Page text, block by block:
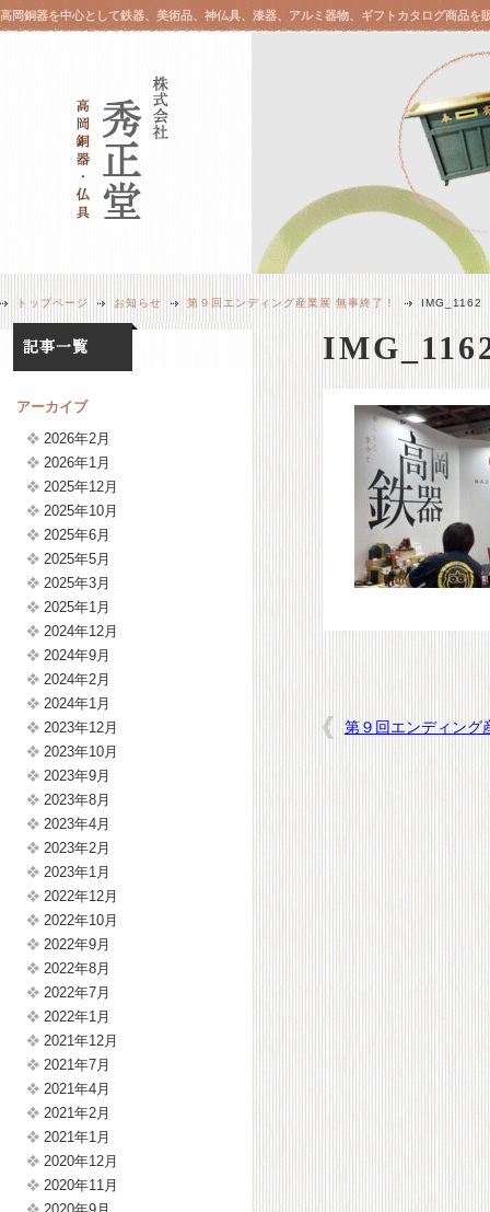
高岡銅器を中心として鉄器、美術品、神仏具、漆器、アルミ器物、ギフトカタログ商品を
トップページ お知らせ 第９回エンディング産業展 無事終了！ IMG_1162
第９回エンディング
アーカイブ
2026年2月
2026年1月
2025年12月
2025年10月
2025年6月
2025年5月
2025年3月
2025年1月
2024年12月
2024年9月
2024年2月
2024年1月
2023年12月
2023年10月
2023年9月
2023年8月
2023年4月
2023年2月
2023年1月
2022年12月
2022年10月
2022年9月
2022年8月
2022年7月
2022年1月
2021年12月
2021年7月
2021年4月
2021年2月
2021年1月
2020年12月
2020年11月